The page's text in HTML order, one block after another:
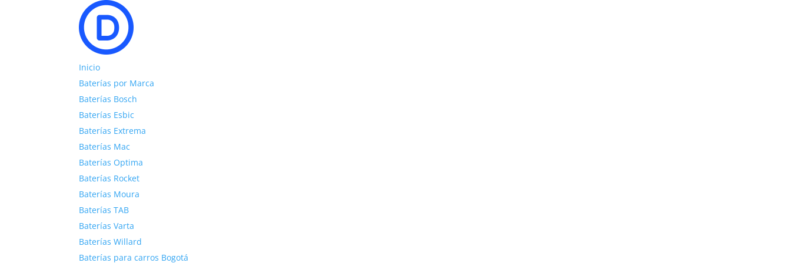
Inicio
Baterías por Marca
Baterías Bosch
Baterías Esbic
Baterías Extrema
Baterías Mac
Baterías Optima
Baterías Rocket
Baterías Moura
Baterías TAB
Baterías Varta
Baterías Willard
Baterías para carros Bogotá